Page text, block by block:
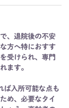
、退院後の不安
方へ特におすす
受けられ、専門
ます。
ば入所可能な点も
め、必要なタイ